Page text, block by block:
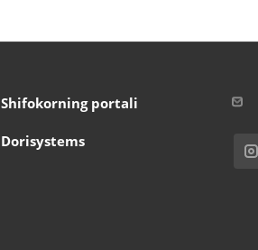
Shifokorning portali
Dorisystems